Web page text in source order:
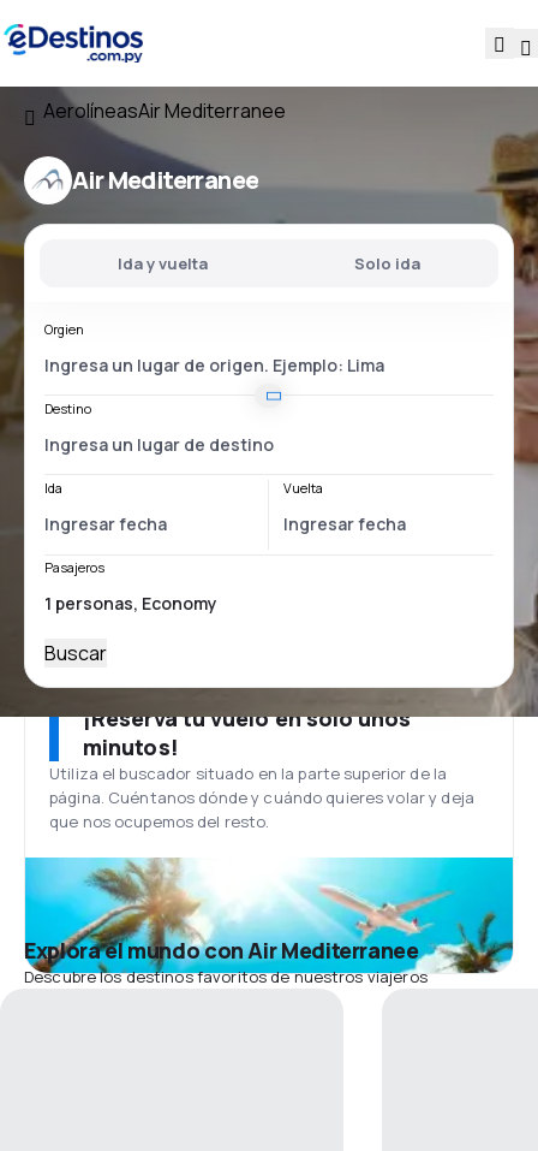
AerolíneasAir Mediterranee
Air Mediterranee
Ida y vuelta Solo ida
Orgien
Destino
Ida Vuelta
Pasajeros
Buscar
¡Reserva tu vuelo en solo unos
minutos!
Utiliza el buscador situado en la parte superior de la
página. Cuéntanos dónde y cuándo quieres volar y deja
que nos ocupemos del resto.
Explora el mundo con Air Mediterranee
Descubre los destinos favoritos de nuestros viajeros